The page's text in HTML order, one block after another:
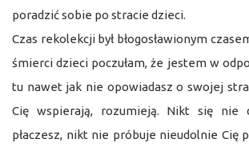
poradzić sobie po stracie dzieci.
Czas rekolekcji był błogosławionym
śmierci dzieci poczułam, że jestem w
tu nawet jak nie opowiadasz o swojej
Cię wspierają, rozumieją. Nikt się nie
płaczesz, nikt nie próbuje nieudolnie Cię